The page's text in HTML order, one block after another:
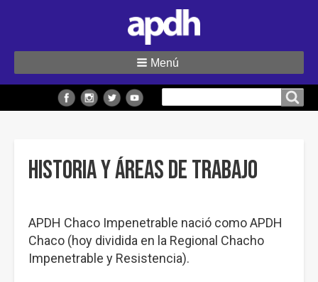
sitio
Menú
Historia y áreas de trabajo
APDH Chaco Impenetrable nació como APDH
Chaco (hoy dividida en la Regional Chacho
Impenetrable y Resistencia).